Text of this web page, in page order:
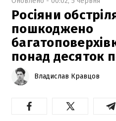
Росіяни
пошкоджено
понад десяток
Владислав Кравцов